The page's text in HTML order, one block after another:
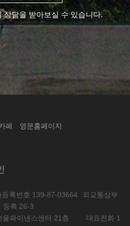
상담을 받아보실 수 있습니다.
페 영문홈페이지
등록번호 139-87-03664
외교통상부
등록 26-3
파이낸스센터 21층
대표전화 1